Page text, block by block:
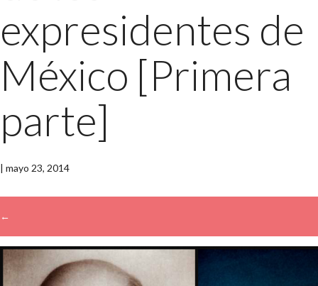
expresidentes de
México [Primera
parte]
| mayo 23, 2014
←